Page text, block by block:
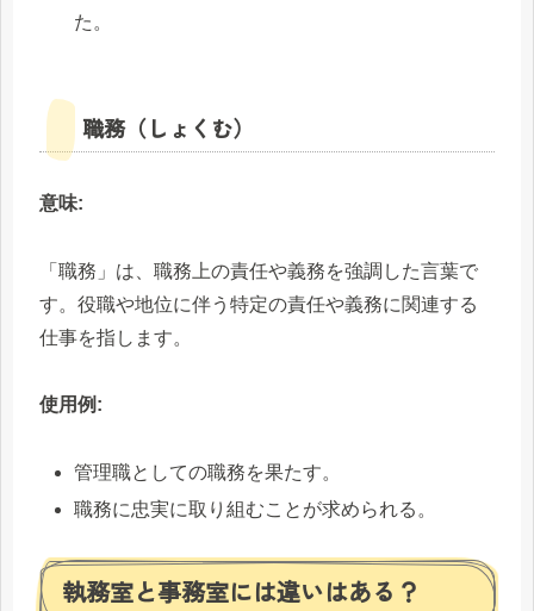
た。
職務（しょくむ）
意味:
「職務」は、職務上の責任や義務を強調した言葉で
す。役職や地位に伴う特定の責任や義務に関連する
仕事を指します。
使用例:
管理職としての職務を果たす。
職務に忠実に取り組むことが求められる。
執務室と事務室には違いはある？